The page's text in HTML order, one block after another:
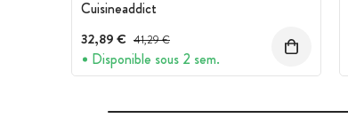
Cuisineaddict
32,89 € Prix avant réduction :
41,29 €
Disponible sous 2 sem.